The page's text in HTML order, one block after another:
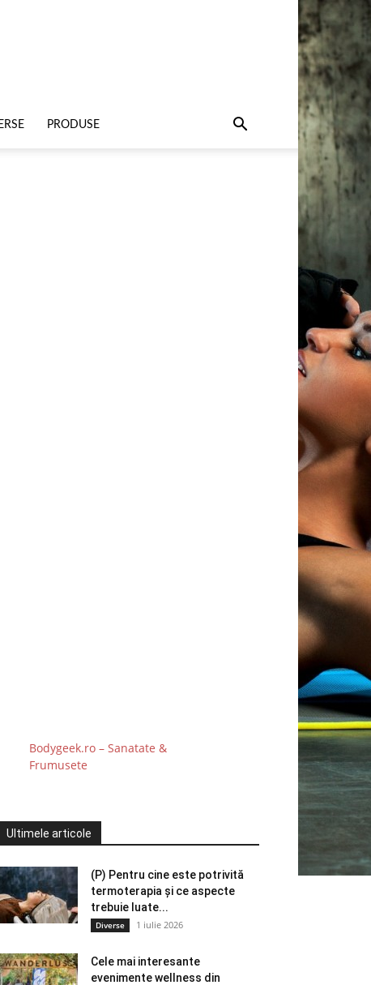
PRODUSE
Bodygeek.ro – Sanatate &
Frumusete
Ultimele articole
(P) Pentru cine este potrivită
termoterapia și ce aspecte
trebuie luate...
Diverse 1 iulie 2026
Cele mai interesante
evenimente wellness din